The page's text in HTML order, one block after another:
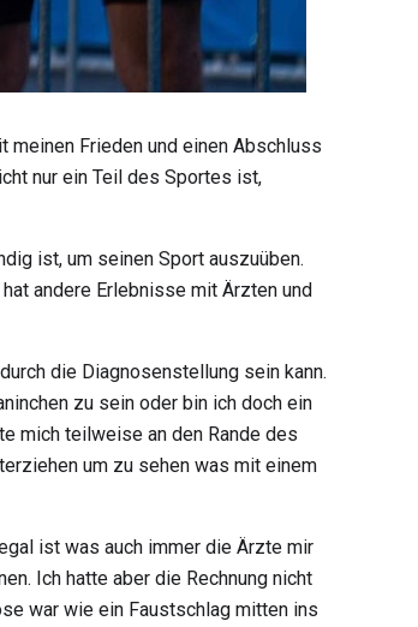
meinen Frieden und einen Abschluss
nur ein Teil des Sportes ist,
ist, um seinen Sport auszuüben.
andere Erlebnisse mit Ärzten und
die Diagnosenstellung sein kann.
zu sein oder bin ich doch ein
mich teilweise an den Rande des
um zu sehen was mit einem
ist was auch immer die Ärzte mir
Ich hatte aber die Rechnung nicht
war wie ein Faustschlag mitten ins